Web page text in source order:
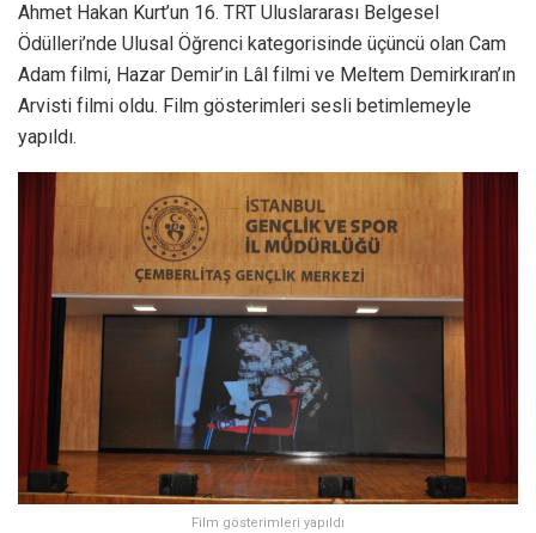
Ahmet Hakan Kurt’un 16. TRT Uluslararası Belgesel
Ödülleri’nde Ulusal Öğrenci kategorisinde üçüncü olan Cam
Adam filmi, Hazar Demir’in Lâl filmi ve Meltem Demirkıran’ın
Arvisti filmi oldu. Film gösterimleri sesli betimlemeyle
yapıldı.
Film gösterimleri yapıldı